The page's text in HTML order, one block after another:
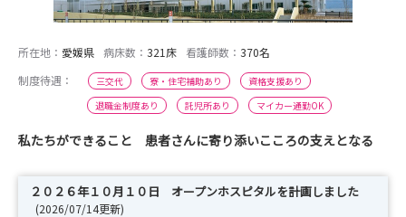
所在地： 愛媛県 病床数： 321床 看護師数： 370名
制度待遇：
三交代 寮・住宅補助あり
資格支援あり
退職金制度あり
託児所あり マイカー通勤OK
私たちができること 患者さんに寄り添いこころの支えとなる
２０２６年１０月１０日 オープンホスピタルを計画しました
(2026/07/14更新)